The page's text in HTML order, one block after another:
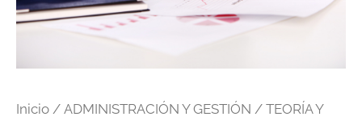
Inicio / ADMINISTRACIÓN Y GESTIÓN / TEORÍA Y